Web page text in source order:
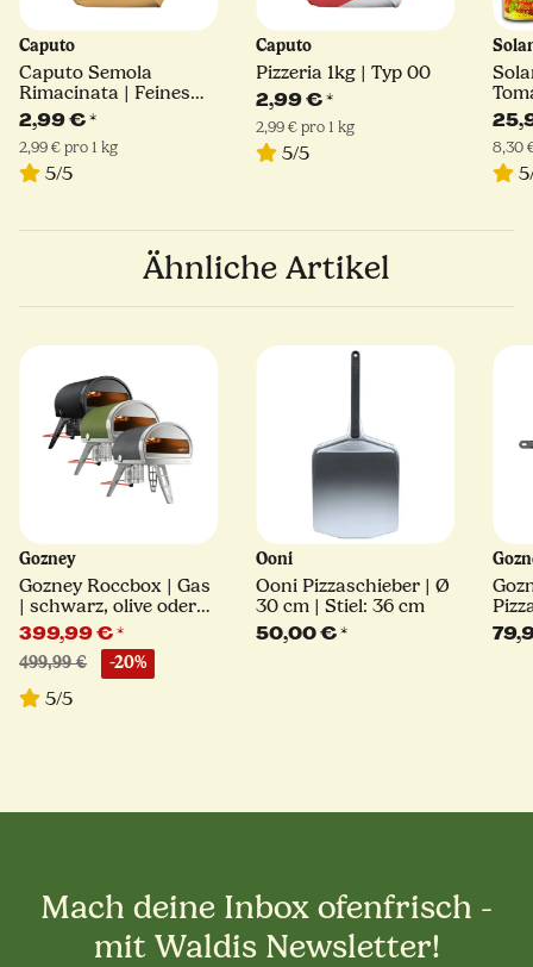
Caputo
Caputo Semola
Rimacinata | Feines
Hartweizengrieß | 1kg
2,99 €*
2,99 € pro 1 kg
5/5
Caputo
Pizzeria 1kg | Typ 00
2,99 €*
2,99 € pro 1 kg
5/5
400
8,30
Ähnliche Artikel
Gozney
Gozney Roccbox | Gas
| schwarz, olive oder
grau
399,99 €*
499,99 € -20%
5/5
Ooni
Ooni Pizzaschieber | Ø
30 cm | Stiel: 36 cm
50,00 €*
|
Mach deine Inbox ofenfrisch -
mit Waldis Newsletter!